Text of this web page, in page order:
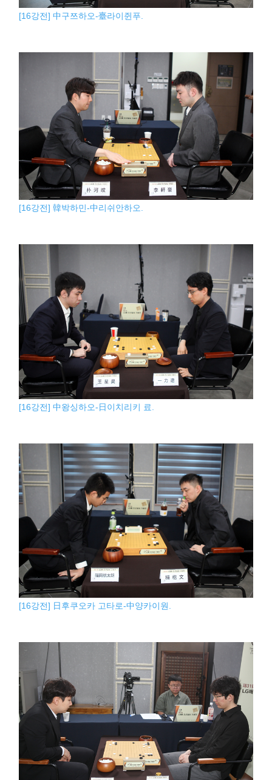
[16강전] 中구쯔하오-臺라이쥔푸.
[16강전] 韓박하민-中리쉬안하오.
[16강전] 中왕싱하오-日이치리키 료.
[16강전] 日후쿠오카 고타로-中양카이원.